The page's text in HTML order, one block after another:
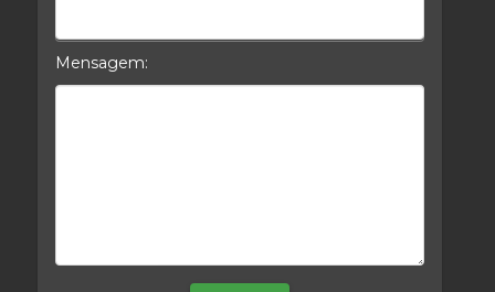
Mensagem: